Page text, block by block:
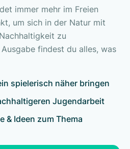
immer mehr im Freien
um sich in der Natur mit
zu
findest du alles, was
spielerisch näher bringen
Jugendarbeit
& Ideen zum Thema